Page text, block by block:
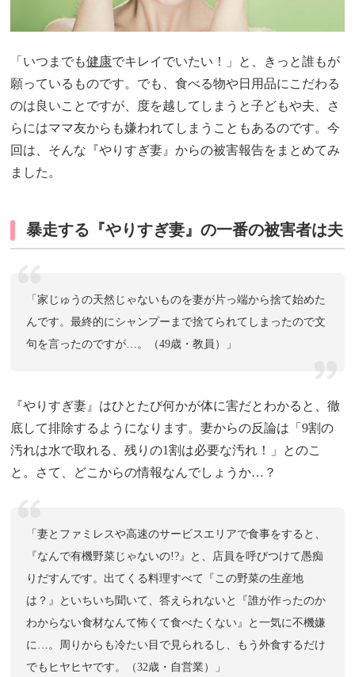
「いつまでも健康でキレイでいたい！」と、きっと誰もが
願っているものです。でも、食べる物や日用品にこだわる
のは良いことですが、度を越してしまうと子どもや夫、さ
らにはママ友からも嫌われてしまうこともあるのです。今
回は、そんな『やりすぎ妻』からの被害報告をまとめてみ
ました。
暴走する『やりすぎ妻』の一番の被害者は夫
「家じゅうの天然じゃないものを妻が片っ端から捨て始めた
んです。最終的にシャンプーまで捨てられてしまったので文
句を言ったのですが…。（49歳・教員）」
『やりすぎ妻』はひとたび何かが体に害だとわかると、徹
底して排除するようになります。妻からの反論は「9割の
汚れは水で取れる、残りの1割は必要な汚れ！」とのこ
と。さて、どこからの情報なんでしょうか…？
「妻とファミレスや高速のサービスエリアで食事をすると、
『なんで有機野菜じゃないの!?』と、店員を呼びつけて愚痴
りだすんです。出てくる料理すべて『この野菜の生産地
は？』といちいち聞いて、答えられないと『誰が作ったのか
わからない食材なんて怖くて食べたくない』と一気に不機嫌
に…。周りからも冷たい目で見られるし、もう外食するだけ
でもヒヤヒヤです。（32歳・自営業）」